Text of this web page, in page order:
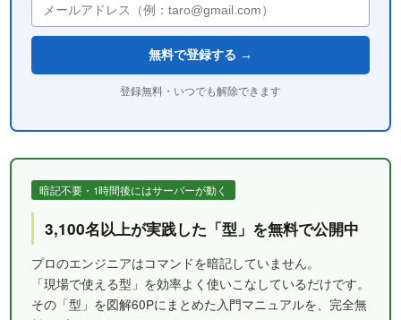
無料で登録する →
登録無料・いつでも解除できます
暗記不要・1時間後にはサーバーが動く
3,100名以上が実践した「型」を無料で公開中
プロのエンジニアはコマンドを暗記していません。
「現場で使える型」を効率よく使いこなしているだけです。
その「型」を図解60Pにまとめた入門マニュアルを、完全無